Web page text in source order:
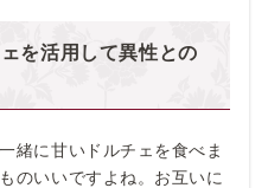
を活用して異性との
緒に甘いドルチェを食べま
のいいですよね。お互いに